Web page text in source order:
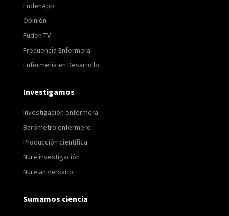
FudenApp
Opinión
Fuden TV
Frecuencia Enfermera
Enfermería en Desarrollo
Investigamos
Investigación enfermera
Barómetro enfermero
Producción científica
Nure investigación
Nure aniversario
Sumamos ciencia